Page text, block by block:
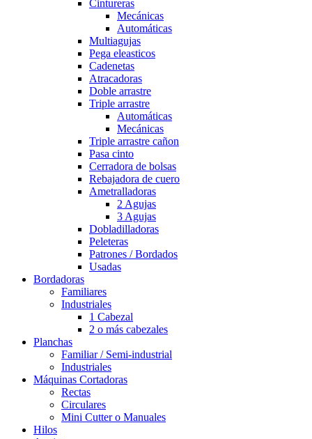
Cintureras
Mecánicas
Automáticas
Multiagujas
Pega eleasticos
Cadenetas
Atracadoras
Doble arrastre
Triple arrastre
Automáticas
Mecánicas
Triple arrastre cañon
Pasa cinto
Cerradora de bolsas
Rebajadora de cuero
Ametralladoras
2 Agujas
3 Agujas
Dobladilladoras
Peleteras
Patrones / Bordados
Usadas
Bordadoras
Familiares
Industriales
1 Cabezal
2 o más cabezales
Planchas
Familiar / Semi-industrial
Industriales
Máquinas Cortadoras
Rectas
Circulares
Mini Cutter o Manuales
Hilos